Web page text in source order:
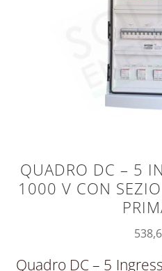
QUADRO DC – 5
1000 V CON
Quadro DC – 5